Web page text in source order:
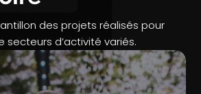
des projets réalisés pour
secteurs d’activité variés.